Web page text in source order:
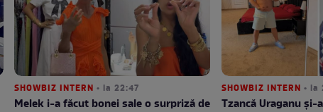
SHOWBIZ INTERN • la 22:47
Melek i-a făcut bonei sale o surpriză de
SHOWBIZ INTERN • la
Tzancă Uraganu